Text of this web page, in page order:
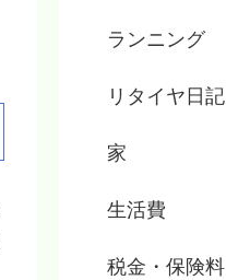
ランニング
リタイヤ日記
家
生活費
税金・保険料